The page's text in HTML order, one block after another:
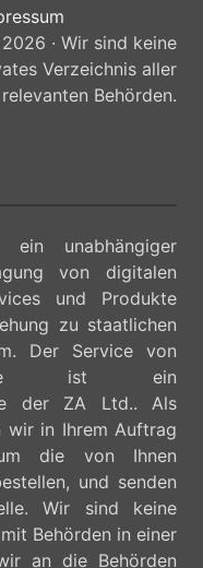
· Wir sind keine
Verzeichnis aller
relevanten Behörden.
ein unabhängiger
von digitalen
und Produkte
zu staatlichen
Der Service von
ist ein
der ZA Ltd.. Als
wir in Ihrem Auftrag
die von Ihnen
und senden
Wir sind keine
Behörden in einer
an die Behörden